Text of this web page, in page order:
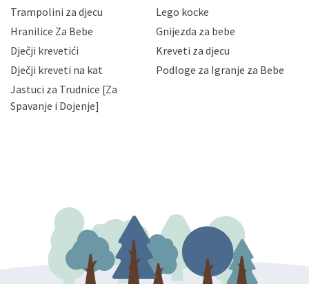
zaposlenicima kojima su isti potrebni radi provedbe
slučajevima koji su dozvoljeni zakonima. Napominjemo
da možete u svako doba, u potpunosti ili djelomice,
zatražiti prestanak aktivnosti obrade Vaših osobnih
podataka. Opoziv privole možete podnijeti poštom na
gore navedenu adresu ili e-mailom na adresu:
Trampolini za djecu
Lego kocke
Hranilice Za Bebe
Gnijezda za bebe
Dječji krevetići
Kreveti za djecu
Dječji kreveti na kat
Podloge za Igranje za Bebe
Jastuci za Trudnice [Za
Spavanje i Dojenje]